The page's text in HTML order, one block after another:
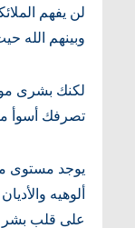
لن يفهم الملائكه
وبينهم الله حيث
لكنك بشرى موتور
تصرفك أسوأ من
يوجد مستوى من
ألوهيه والأديان
على قلب بشر